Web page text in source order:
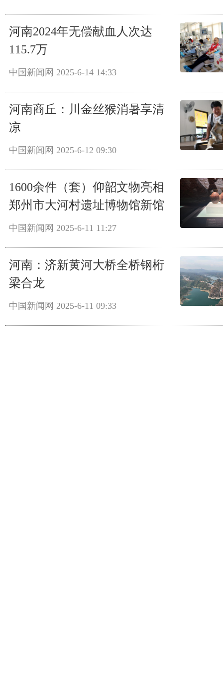
河南2024年无偿献血人次达
115.7万
中国新闻网 2025-6-14 14:33
河南商丘：川金丝猴消暑享清
凉
中国新闻网 2025-6-12 09:30
1600余件（套）仰韶文物亮相
郑州市大河村遗址博物馆新馆
中国新闻网 2025-6-11 11:27
河南：济新黄河大桥全桥钢桁
梁合龙
中国新闻网 2025-6-11 09:33